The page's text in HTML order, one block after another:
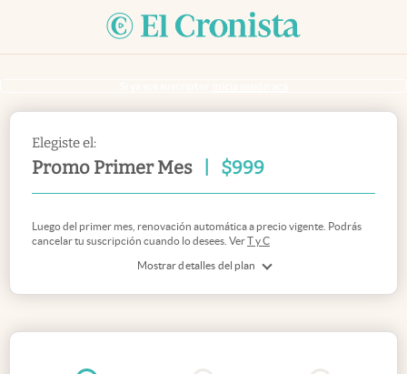
Elegiste el:
Promo Primer Mes $999
Mostrar detalles del plan
Luego del primer mes, renovación automática a precio vigente. Podrás
cancelar tu suscripción cuando lo desees. VerT y C